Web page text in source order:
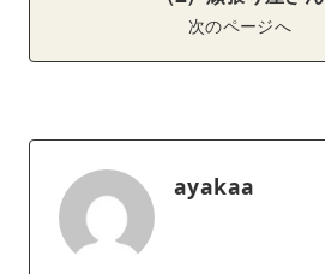
次のページへ
ayakaa